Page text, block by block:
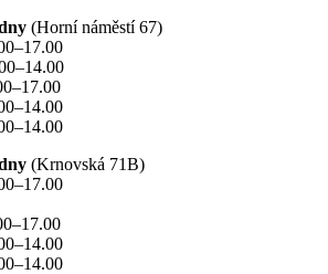
(Horní náměstí 67)
(Krnovská 71B)